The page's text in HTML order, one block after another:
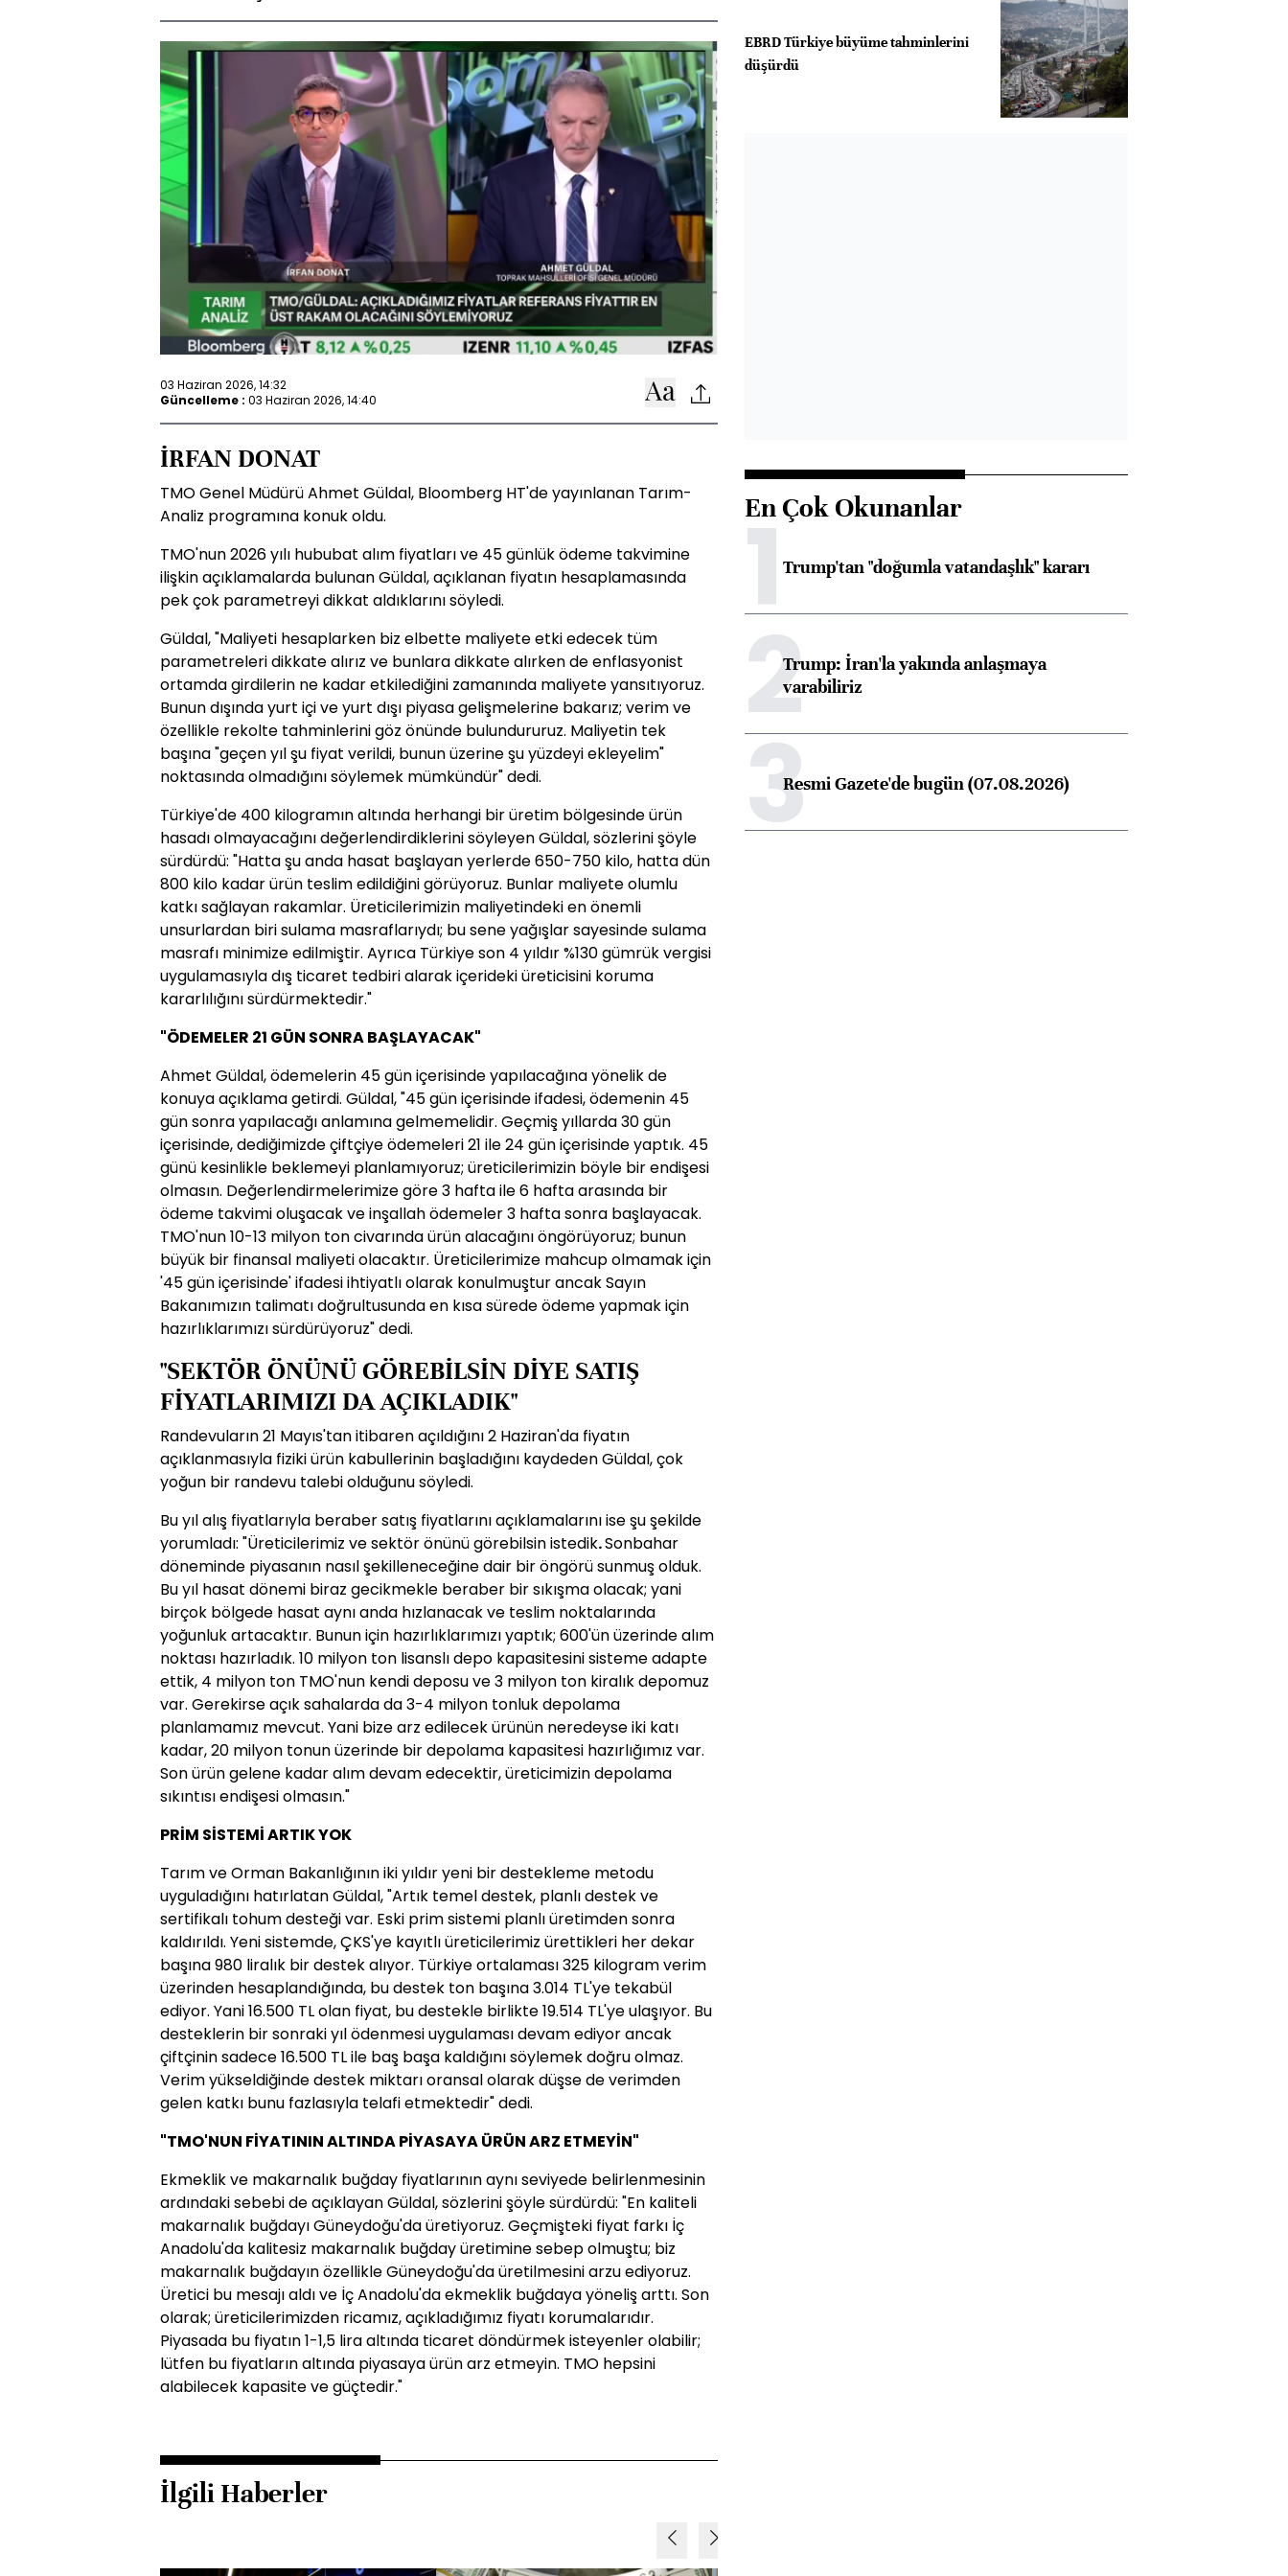
03 Haziran 2026, 14:32
Güncelleme : 03 Haziran 2026, 14:40
İRFAN DONAT
TMO Genel Müdürü Ahmet Güldal, Bloomberg HT'de yayınlanan Tarım-
Analiz programına konuk oldu.
TMO'nun 2026 yılı hububat alım fiyatları ve 45 günlük ödeme takvimine
ilişkin açıklamalarda bulunan Güldal, açıklanan fiyatın hesaplamasında
pek çok parametreyi dikkat aldıklarını söyledi.
Güldal, "Maliyeti hesaplarken biz elbette maliyete etki edecek tüm
parametreleri dikkate alırız ve bunlara dikkate alırken deenflasyonist
ortamda girdilerin ne kadar etkilediğini zamanında maliyete yansıtıyoruz.
Bunun dışında yurt içi ve yurt dışı piyasa gelişmelerine bakarız; verim ve
özellikle rekolte tahminlerini göz önünde bulundururuz. Maliyetin tek
başına "geçen yıl şu fiyat verildi, bunun üzerine şu yüzdeyi ekleyelim"
noktasında olmadığını söylemek mümkündür" dedi.
Türkiye'de 400 kilogramın altında herhangi bir üretim bölgesinde ürün
hasadı olmayacağını değerlendirdiklerini söyleyen Güldal, sözlerini şöyle
sürdürdü: "Hatta şu anda hasat başlayan yerlerde 650-750 kilo, hatta dün
800 kilo kadar ürün teslim edildiğini görüyoruz. Bunlar maliyete olumlu
katkı sağlayan rakamlar. Üreticilerimizin maliyetindeki en önemli
unsurlardan biri sulama masraflarıydı; bu sene yağışlar sayesinde sulama
masrafı minimize edilmiştir. Ayrıca Türkiye son 4 yıldır %130 gümrük vergisi
uygulamasıyla dış ticaret tedbiri alarak içerideki üreticisini koruma
kararlılığını sürdürmektedir."
"ÖDEMELER 21 GÜN SONRA BAŞLAYACAK"
Ahmet Güldal, ödemelerin 45 gün içerisinde yapılacağına yönelik de
konuya açıklama getirdi. Güldal, "45 gün içerisinde ifadesi, ödemenin 45
gün sonra yapılacağı anlamına gelmemelidir. Geçmiş yıllarda 30 gün
içerisinde, dediğimizde çiftçiye ödemeleri 21 ile 24 gün içerisinde yaptık. 45
günü kesinlikle beklemeyi planlamıyoruz; üreticilerimizin böyle bir endişesi
olmasın. Değerlendirmelerimize göre 3 hafta ile 6 hafta arasında bir
ödeme takvimi oluşacak ve inşallahödemeler 3 hafta sonra başlayacak.
TMO'nun 10-13 milyon ton civarında ürün alacağını öngörüyoruz; bunun
büyük bir finansal maliyeti olacaktır. Üreticilerimize mahcup olmamak için
'45 gün içerisinde' ifadesi ihtiyatlı olarak konulmuştur ancak Sayın
Bakanımızın talimatı doğrultusunda en kısa sürede ödeme yapmak için
hazırlıklarımızı sürdürüyoruz" dedi.
"SEKTÖR ÖNÜNÜ GÖREBİLSİN DİYE SATIŞ
FİYATLARIMIZI DA AÇIKLADIK"
Randevuların 21 Mayıs'tan itibaren açıldığını 2 Haziran'da fiyatın
açıklanmasıyla fiziki ürün kabullerinin başladığını kaydeden Güldal, çok
yoğun bir randevu talebi olduğunu söyledi.
Bu yıl alış fiyatlarıyla beraber satış fiyatlarını açıklamalarını ise şu şekilde
yorumladı: "Üreticilerimiz ve sektör önünü görebilsin istedik.Sonbahar
döneminde piyasanın nasıl şekilleneceğine dair bir öngörü sunmuş olduk.
Bu yıl hasat dönemi biraz gecikmekle beraber bir sıkışma olacak; yani
birçok bölgede hasat aynı anda hızlanacak ve teslim noktalarında
yoğunluk artacaktır. Bunun için hazırlıklarımızı yaptık; 600'ün üzerinde alım
noktası hazırladık. 10 milyon ton lisanslı depo kapasitesini sisteme adapte
ettik, 4 milyon ton TMO'nun kendi deposu ve 3 milyon ton kiralık depomuz
var. Gerekirse açık sahalarda da 3-4 milyon tonluk depolama
planlamamız mevcut. Yani bize arz edilecek ürünün neredeyse iki katı
kadar,20 milyon tonun üzerinde bir depolama kapasitesi hazırlığımız var.
Son ürün gelene kadar alım devam edecektir, üreticimizin depolama
sıkıntısı endişesi olmasın."
PRİM SİSTEMİ ARTIK YOK
Tarım ve Orman Bakanlığının iki yıldır yeni bir destekleme metodu
uyguladığını hatırlatan Güldal, "Artık temel destek, planlı destek ve
sertifikalı tohum desteği var. Eski prim sistemi planlı üretimden sonra
kaldırıldı. Yeni sistemde, ÇKS'ye kayıtlı üreticilerimiz ürettikleri her dekar
başına 980 liralık bir destek alıyor. Türkiye ortalaması 325 kilogram verim
üzerinden hesaplandığında, bu destek ton başına 3.014 TL'ye tekabül
ediyor. Yani 16.500 TL olan fiyat, bu destekle birlikte 19.514 TL'ye ulaşıyor. Bu
desteklerin bir sonraki yıl ödenmesi uygulaması devam ediyor ancak
çiftçinin sadece 16.500 TL ile baş başa kaldığını söylemek doğru olmaz.
Verim yükseldiğinde destek miktarı oransal olarak düşse de verimden
gelen katkı bunu fazlasıyla telafi etmektedir" dedi.
"TMO'NUN FİYATININ ALTINDA PİYASAYA ÜRÜN ARZ ETMEYİN"
Ekmeklik ve makarnalık buğday fiyatlarının aynı seviyede belirlenmesinin
ardındaki sebebi de açıklayan Güldal, sözlerini şöyle sürdürdü: "En kaliteli
makarnalık buğdayı Güneydoğu'da üretiyoruz. Geçmişteki fiyat farkı İç
Anadolu'da kalitesiz makarnalık buğday üretimine sebep olmuştu; biz
makarnalık buğdayın özellikle Güneydoğu'da üretilmesini arzu ediyoruz.
Üretici bu mesajı aldı ve İç Anadolu'da ekmeklik buğdaya yöneliş arttı. Son
olarak; üreticilerimizden ricamız, açıkladığımız fiyatı korumalarıdır.
Piyasada bu fiyatın 1-1,5 lira altında ticaret döndürmek isteyenler olabilir;
lütfen bu fiyatların altında piyasaya ürün arz etmeyin. TMO hepsini
alabilecek kapasite ve güçtedir."
İlgili Haberler
EBRD Türkiye büyüme tahminlerini
düşürdü
En Çok Okunanlar
1Trump'tan "doğumla vatandaşlık" kararı
2Trump: İran'la yakında anlaşmaya
varabiliriz
3Resmi Gazete'de bugün (07.08.2026)